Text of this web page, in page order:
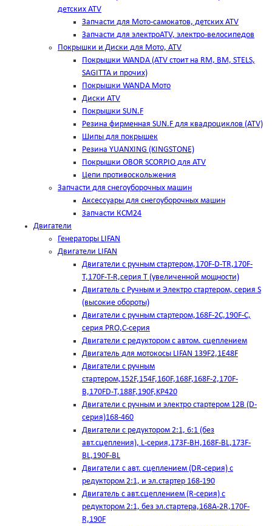
детских ATV
Запчасти для Мото-самокатов, детских ATV
Запчасти для электроATV, электро-велосипедов
Покрышки и Диски для Мото, ATV
Покрышки WANDA (АТV стоит на RM, BM, STELS,
SAGITTA и прочих)
Покрышки WANDA Мото
Диски ATV
Покрышки SUN.F
Резина фирменная SUN.F для квадроциклов (АТV)
Шипы для покрышек
Резина YUANXING (KINGSTONE)
Покрышки OBOR SCORPIO для ATV
Цепи противоскольжения
Запчасти для снегоуборочных машин
Аксессуары для снегоуборочных машин
Запчасти КСМ24
Двигатели
Генераторы LIFAN
Двигатели LIFAN
Двигатели с ручным стартером,170F-D-TR,170F-
T,170F-T-R,серия Т (увеличенной мощности)
Двигатель с Ручным и Электро стартером, серия S
(высокие обороты)
Двигатели с ручным стартером,168F-2C,190F-C,
серия PRO,C-серия
Двигатели с редуктором с автом. сцеплением
Двигатель для мотокосы LIFAN 139F2,1E48F
Двигатели с ручным
стартером,152F,154F,160F,168F,168F-2,170F-
B,170FD-T,188F,190F,KP420
Двигатели с ручным и электро стартером 12В (D-
серия)168-460
Двигатели с редуктором 2:1, 6:1 (без
авт.сцепления), L-серия,173F-BH,168F-BL,173F-
BL,190F-BL
Двигатели с авт. сцеплением (DR-серия) с
редуктором 2:1, и эл.стартер 168-190
Двигатель с авт.сцеплением (R-серия) с
редуктором 2:1, без эл.стартера,168А-2R,170F-
R,190F